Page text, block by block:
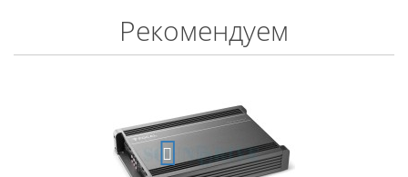
Рекомендуем